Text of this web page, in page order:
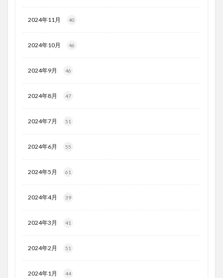
2024年11月 40
2024年10月 46
2024年9月 46
2024年8月 47
2024年7月 51
2024年6月 55
2024年5月 61
2024年4月 39
2024年3月 41
2024年2月 51
2024年1月 44